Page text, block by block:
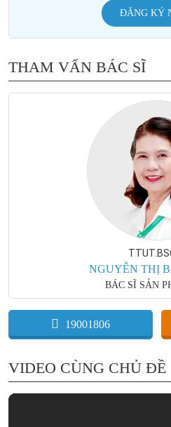
ĐĂNG KÝ
THAM VẤN BÁC SĨ
NGUYỄN THỊ
BÁC SĨ SẢN
19001806
VIDEO CÙNG CHỦ ĐỀ